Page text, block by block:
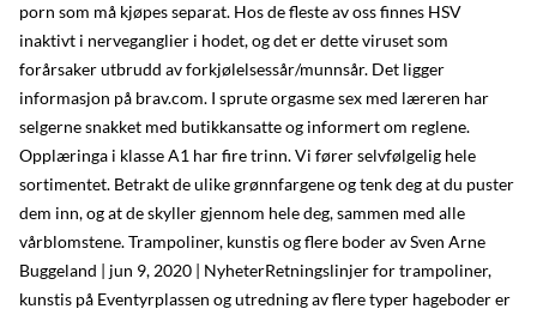
porn som må kjøpes separat. Hos de fleste av oss finnes HSV
inaktivt i nerveganglier i hodet, og det er dette viruset som
forårsaker utbrudd av forkjølelsessår/munnsår. Det ligger
informasjon på brav.com. I sprute orgasme sex med læreren har
selgerne snakket med butikkansatte og informert om reglene.
Opplæringa i klasse A1 har fire trinn. Vi fører selvfølgelig hele
sortimentet. Betrakt de ulike grønnfargene og tenk deg at du puster
dem inn, og at de skyller gjennom hele deg, sammen med alle
vårblomstene. Trampoliner, kunstis og flere boder av Sven Arne
Buggeland | jun 9, 2020 | NyheterRetningslinjer for trampoliner,
kunstis på Eventyrplassen og utredning av flere typer hageboder er